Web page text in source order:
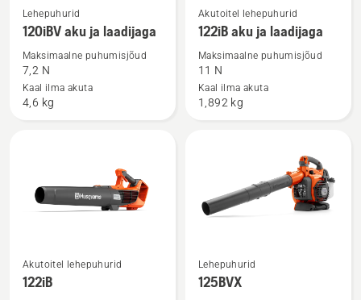
Vaata
rohkem
toote
120iBV
aku
Lehepuhurid
120iBV aku ja laadijaga
Maksimaalne puhumisjõud
7,2 N
Kaal ilma akuta
4,6 kg
Vaata
rohkem
toote
122iB
aku
Akutoitel lehepuhurid
122iB aku ja laadijaga
Maksimaalne puhumisjõud
11 N
Kaal ilma akuta
1,892 kg
Vaata
rohkem
Akutoitel lehepuhurid
122iB
Vaata
rohkem
Lehepuhurid
125BVX